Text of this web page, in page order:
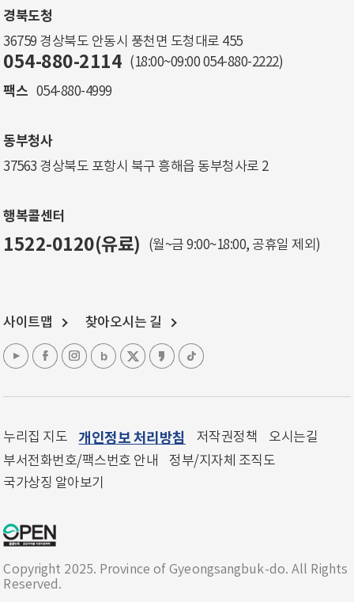
경북도청
36759 경상북도 안동시 풍천면 도청대로 455
054-880-2114 (18:00~09:00 054-880-2222)
팩스 054-880-4999
동부청사
37563 경상북도 포항시 북구 흥해읍 동부청사로 2
행복콜센터
1522-0120(유료) (월~금 9:00~18:00, 공휴일 제외)
사이트맵 찾아오시는 길
누리집 지도 개인정보 처리방침 저작권정책
오시는길
부서전화번호/팩스번호 안내
정부/지자체 조직도
국가상징 알아보기
Copyright 2025. Province of Gyeongsangbuk-do. All Rights
Reserved.